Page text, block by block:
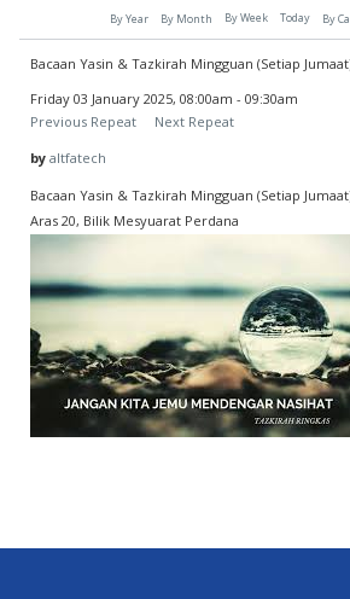
By Year By Month By Week Today By
Bacaan Yasin & Tazkirah Mingguan (Setiap
Friday 03 January 2025, 08:00am - 09:30am
Previous Repeat
Next Repeat
by altfatech
Bacaan Yasin & Tazkirah Mingguan (Setiap
Aras 20, Bilik Mesyuarat Perdana